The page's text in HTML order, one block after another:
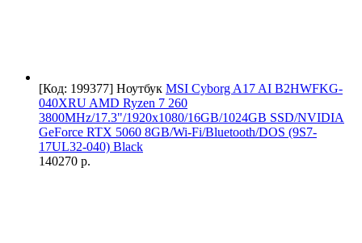
[Код: 199377] Ноутбук MSI Cyborg A17 AI B2HWFKG-
040XRU AMD Ryzen 7 260
3800MHz/17.3"/1920x1080/16GB/1024GB SSD/NVIDIA
GeForce RTX 5060 8GB/Wi-Fi/Bluetooth/DOS (9S7-
17UL32-040) Black
140270 р.